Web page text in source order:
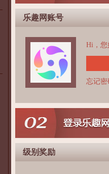
乐趣网账号
Hi，您
忘记密
级别奖励